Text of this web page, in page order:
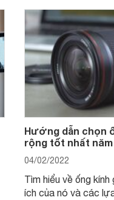
Pro đem đến những
Hướng dẫn chọn
rộng tốt nhất năm
04/02/2022
Tìm hiểu về ống
ích của nó và các